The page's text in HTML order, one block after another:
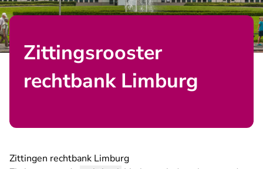
Zittingsrooster
rechtbank Limburg
Zittingen rechtbank Limburg